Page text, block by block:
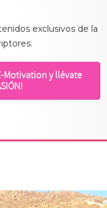
exclusivos de la
Motivation y llévate